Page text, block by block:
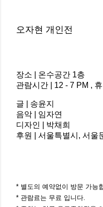
오자현 개인전
장소 | 온수공간 1층
관람시간 | 12 - 7 PM ,
글 | 송윤지
음악 | 임자연
디자인 | 박채희
후원 | 서울특별시, 서울
* 별도의 예약없이 방문 가능
* 관람료는 무료 입니다.